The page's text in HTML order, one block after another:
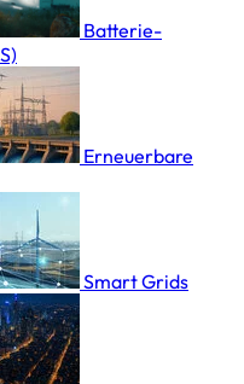
Batterie­
Erneuerbare
Smart Grids